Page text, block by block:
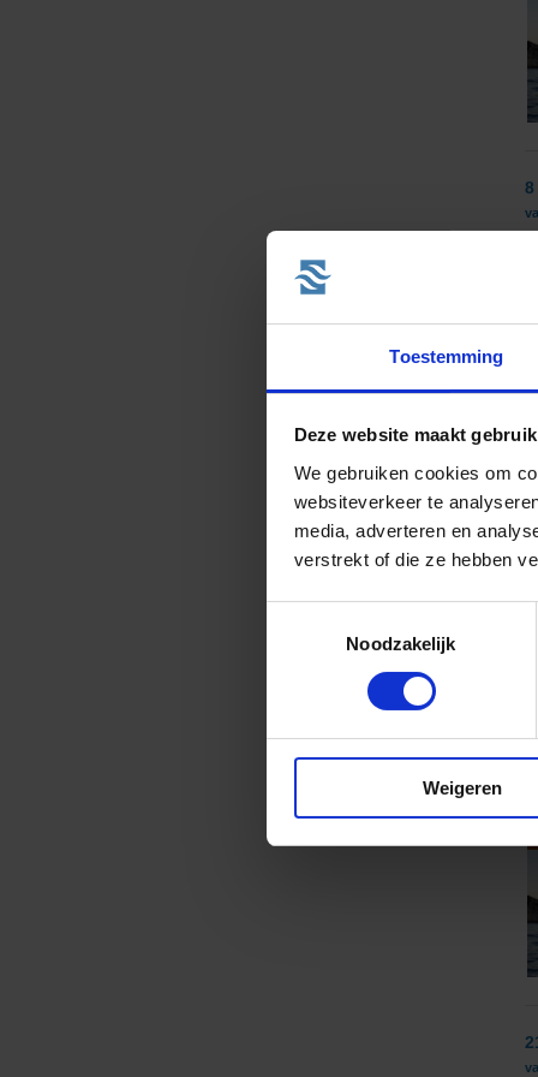
Toestemming
Deze website maakt
We gebruiken cookies om
websiteverkeer te
media, adverteren en
verstrekt of die ze hebben
Noodzakelijk
Weigeren
8
8